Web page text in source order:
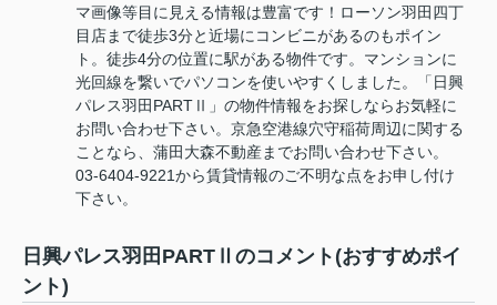
マ画像等目に見える情報は豊富です！ローソン羽田四丁
目店まで徒歩3分と近場にコンビニがあるのもポイン
ト。徒歩4分の位置に駅がある物件です。マンションに
光回線を繋いでパソコンを使いやすくしました。「日興
パレス羽田PARTⅡ」の物件情報をお探しならお気軽に
お問い合わせ下さい。京急空港線穴守稲荷周辺に関する
ことなら、蒲田大森不動産までお問い合わせ下さい。
03-6404-9221から賃貸情報のご不明な点をお申し付け
下さい。
日興パレス羽田PARTⅡのコメント(おすすめポイ
ント)